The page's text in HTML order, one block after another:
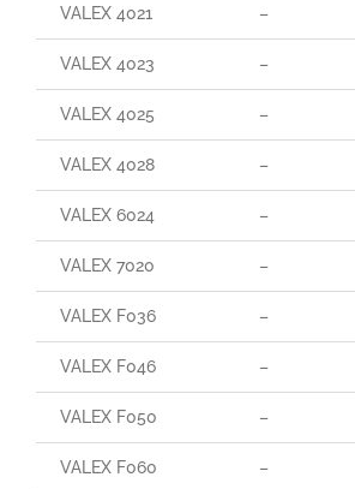
VALEX 4021 –
VALEX 4023 –
VALEX 4025 –
VALEX 4028 –
VALEX 6024 –
VALEX 7020 –
VALEX F036 –
VALEX F046 –
VALEX F050 –
VALEX F060 –